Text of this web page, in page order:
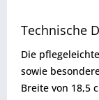
Technische
Die
sowie
Breite von 18,5